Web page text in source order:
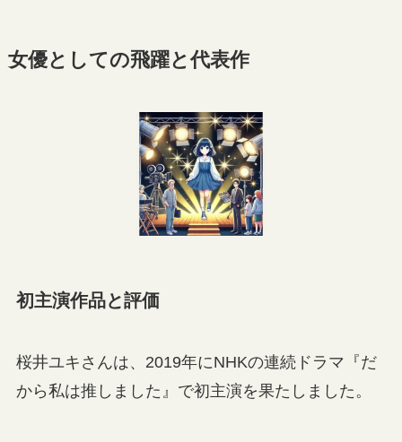
女優としての飛躍と代表作
初主演作品と評価
桜井ユキさんは、2019年にNHKの連続ドラマ『だ
から私は推しました』で初主演を果たしました。